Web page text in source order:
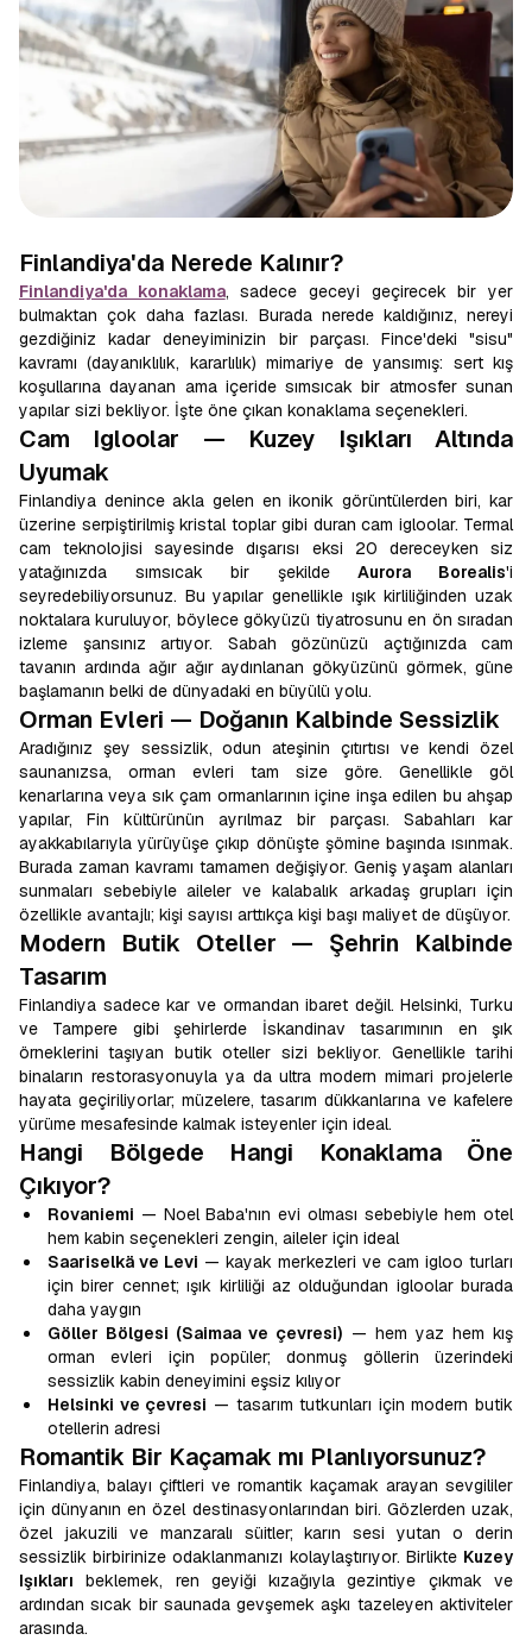
Finlandiya'da Nerede Kalınır?
Finlandiya'da konaklama, sadece geceyi geçirecek bir yer
bulmaktan çok daha fazlası. Burada nerede kaldığınız, nereyi
gezdiğiniz kadar deneyiminizin bir parçası. Fince'deki "sisu"
kavramı (dayanıklılık, kararlılık) mimariye de yansımış: sert kış
koşullarına dayanan ama içeride sımsıcak bir atmosfer sunan
yapılar sizi bekliyor. İşte öne çıkan konaklama seçenekleri.
Cam Igloolar — Kuzey Işıkları Altında
Uyumak
Finlandiya denince akla gelen en ikonik görüntülerden biri, kar
üzerine serpiştirilmiş kristal toplar gibi duran cam igloolar. Termal
cam teknolojisi sayesinde dışarısı eksi 20 dereceyken siz
yatağınızda sımsıcak bir şekildeAurora Borealis'i
seyredebiliyorsunuz. Bu yapılar genellikle ışık kirliliğinden uzak
noktalara kuruluyor, böylece gökyüzü tiyatrosunu en ön sıradan
izleme şansınız artıyor. Sabah gözünüzü açtığınızda cam
tavanın ardında ağır ağır aydınlanan gökyüzünü görmek, güne
başlamanın belki de dünyadaki en büyülü yolu.
Orman Evleri — Doğanın Kalbinde Sessizlik
Aradığınız şey sessizlik, odun ateşinin çıtırtısı ve kendi özel
saunanızsa, orman evleri tam size göre. Genellikle göl
kenarlarına veya sık çam ormanlarının içine inşa edilen bu ahşap
yapılar, Fin kültürünün ayrılmaz bir parçası. Sabahları kar
ayakkabılarıyla yürüyüşe çıkıp dönüşte şömine başında ısınmak.
Burada zaman kavramı tamamen değişiyor. Geniş yaşam alanları
sunmaları sebebiyle aileler ve kalabalık arkadaş grupları için
özellikle avantajlı; kişi sayısı arttıkça kişi başı maliyet de düşüyor.
Modern Butik Oteller — Şehrin Kalbinde
Tasarım
Finlandiya sadece kar ve ormandan ibaret değil. Helsinki, Turku
ve Tampere gibi şehirlerde İskandinav tasarımının en şık
örneklerini taşıyan butik oteller sizi bekliyor. Genellikle tarihi
binaların restorasyonuyla ya da ultra modern mimari projelerle
hayata geçiriliyorlar; müzelere, tasarım dükkanlarına ve kafelere
yürüme mesafesinde kalmak isteyenler için ideal.
Hangi Bölgede Hangi Konaklama Öne
Çıkıyor?
Rovaniemi — Noel Baba'nın evi olması sebebiyle hem otel
hem kabin seçenekleri zengin, aileler için ideal
Saariselkä ve Levi — kayak merkezleri ve cam igloo turları
için birer cennet; ışık kirliliği az olduğundan igloolar burada
daha yaygın
Göller Bölgesi (Saimaa ve çevresi) — hem yaz hem kış
orman evleri için popüler; donmuş göllerin üzerindeki
sessizlik kabin deneyimini eşsiz kılıyor
Helsinki ve çevresi — tasarım tutkunları için modern butik
otellerin adresi
Romantik Bir Kaçamak mı Planlıyorsunuz?
Finlandiya, balayı çiftleri ve romantik kaçamak arayan sevgililer
için dünyanın en özel destinasyonlarından biri. Gözlerden uzak,
özel jakuzili ve manzaralı süitler; karın sesi yutan o derin
sessizlik birbirinize odaklanmanızı kolaylaştırıyor. Birlikte Kuzey
Işıkları beklemek, ren geyiği kızağıyla gezintiye çıkmak ve
ardından sıcak bir saunada gevşemek aşkı tazeleyen aktiviteler
arasında.